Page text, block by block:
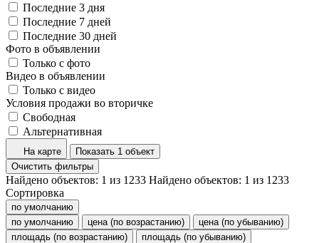
Последние 3 дня
Последние 7 дней
Последние 30 дней
Фото в объявлении
Только с фото
Видео в объявлении
Только с видео
Условия продажи во вторичке
Свободная
Альтернативная
На карте
Показать 1 объект
Очистить фильтры
Найдено объектов: 1 из 1233 Найдено объектов: 1 из 1233
Сортировка
по умолчанию
по умолчанию
цена (по возрастанию)
цена (по убыванию)
площадь (по возрастанию)
площадь (по убыванию)